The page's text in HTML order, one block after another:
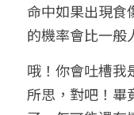
命中如果出現食
的機率會比一般
哦！你會吐槽我
所思，對吧！畢